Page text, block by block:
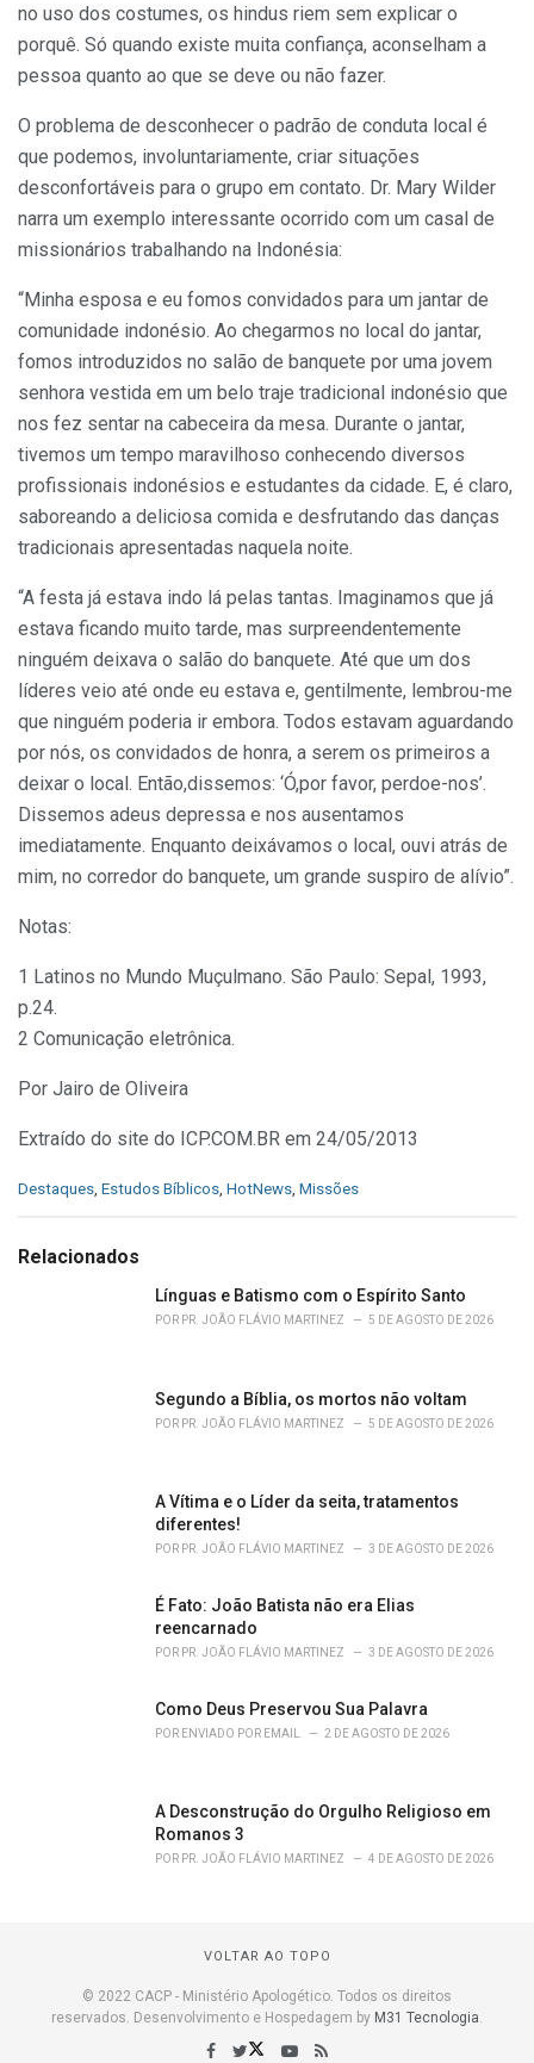
no uso dos costumes, os hindus riem sem explicar o
porquê. Só quando existe muita confiança, aconselham a
pessoa quanto ao que se deve ou não fazer.
O problema de desconhecer o padrão de conduta local é
que podemos, involuntariamente, criar situações
desconfortáveis para o grupo em contato. Dr. Mary Wilder
narra um exemplo interessante ocorrido com um casal de
missionários trabalhando na Indonésia:
“Minha esposa e eu fomos convidados para um jantar de
comunidade indonésio. Ao chegarmos no local do jantar,
fomos introduzidos no salão de banquete por uma jovem
senhora vestida em um belo traje tradicional indonésio que
nos fez sentar na cabeceira da mesa. Durante o jantar,
tivemos um tempo maravilhoso conhecendo diversos
profissionais indonésios e estudantes da cidade. E, é claro,
saboreando a deliciosa comida e desfrutando das danças
tradicionais apresentadas naquela noite.
“A festa já estava indo lá pelas tantas. Imaginamos que já
estava ficando muito tarde, mas surpreendentemente
ninguém deixava o salão do banquete. Até que um dos
líderes veio até onde eu estava e, gentilmente, lembrou-me
que ninguém poderia ir embora. Todos estavam aguardando
por nós, os convidados de honra, a serem os primeiros a
deixar o local. Então,dissemos: ‘Ó,por favor, perdoe-nos’.
Dissemos adeus depressa e nos ausentamos
imediatamente. Enquanto deixávamos o local, ouvi atrás de
mim, no corredor do banquete, um grande suspiro de alívio”.
Notas:
1 Latinos no Mundo Muçulmano. São Paulo: Sepal, 1993,
p.24.
2 Comunicação eletrônica.
Por Jairo de Oliveira
Extraído do site do ICP.COM.BR em 24/05/2013
C
e
Destaques Estudos Bíblicos HotNews Missões
Relacionados
Línguas e Batismo com o Espírito Santo
POR PR. JOÃO FLÁVIO MARTINEZ 5 DE AGOSTO DE 2026
Segundo a Bíblia, os mortos não voltam
POR PR. JOÃO FLÁVIO MARTINEZ 5 DE AGOSTO DE 2026
A Vítima e o Líder da seita, tratamentos
diferentes!
POR PR. JOÃO FLÁVIO MARTINEZ 3 DE AGOSTO DE 2026
É Fato: João Batista não era Elias
reencarnado
POR PR. JOÃO FLÁVIO MARTINEZ 3 DE AGOSTO DE 2026
Como Deus Preservou Sua Palavra
POR ENVIADO POR EMAIL 2 DE AGOSTO DE 2026
A Desconstrução do Orgulho Religioso em
Romanos 3
POR PR. JOÃO FLÁVIO MARTINEZ 4 DE AGOSTO DE 2026
VOLTAR AO TOPO
© 2022 CACP - Ministério Apologético. Todos os direitos
reservados. Desenvolvimento e Hospedagem by M31 Tecnologia.